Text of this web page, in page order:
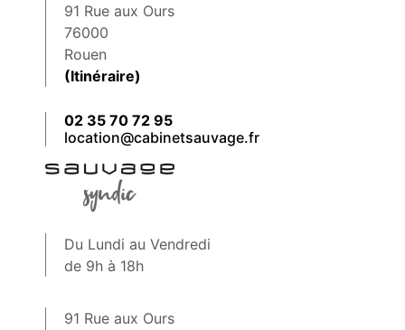
91 Rue aux Ours
76000
Rouen
(Itinéraire)
02 35 70 72 95
location@cabinetsauvage.fr
Du Lundi au Vendredi
de 9h à 18h
91 Rue aux Ours